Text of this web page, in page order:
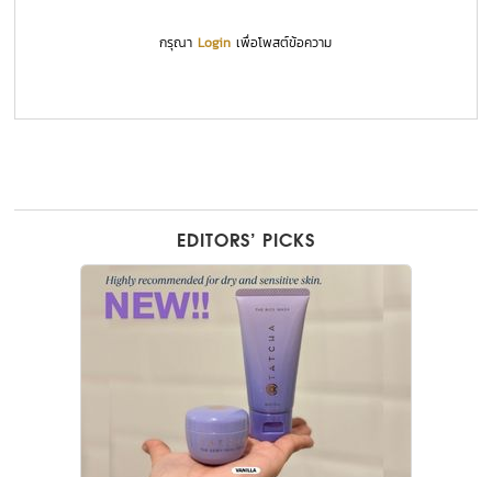
กรุณาLogin เพื่อโพสต์ข้อความ
EDITORS’ PICKS